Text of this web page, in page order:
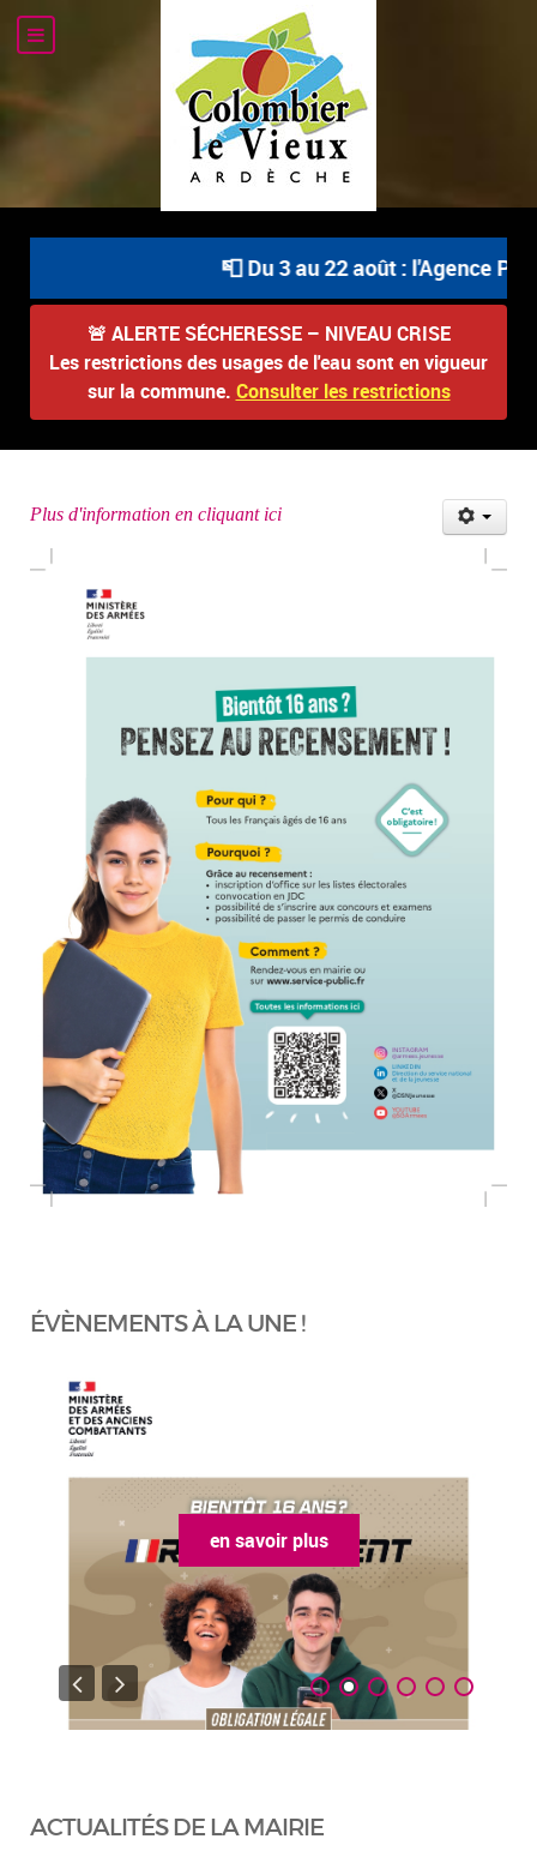
📮 Du 3 au 22 août : l'Agence
🚨 ALERTE SÉCHERESSE – NIVEAU CRISE
Les restrictions des usages de l'eau sont en vigueur
sur la commune. Consulter les restrictions
Plus d'information en cliquant ici
ÉVÈNEMENTS À LA UNE !
en savoir plus
ACTUALITÉS DE LA MAIRIE